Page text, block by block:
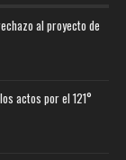
al proyecto de
actos por el 121°